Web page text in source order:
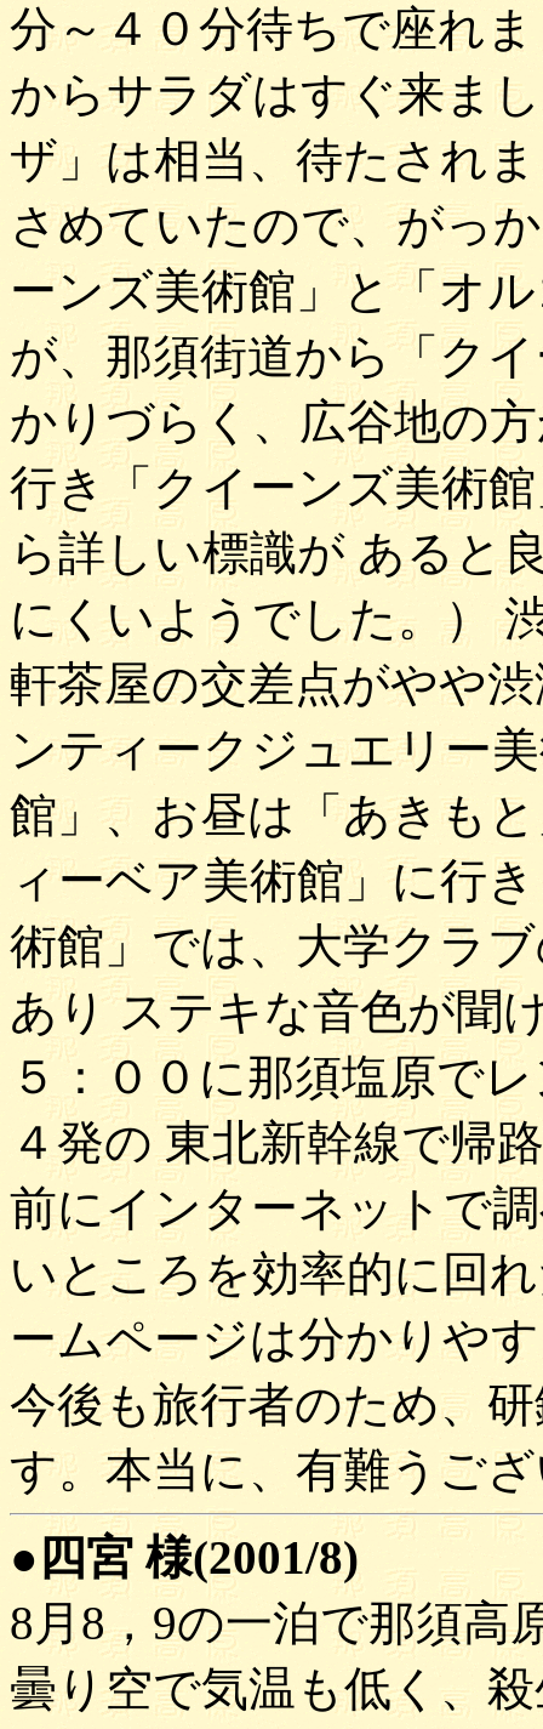
分～４０分待ちで座れ
からサラダはすぐ来ま
ザ」は相当、待たされ
さめていたので、がっ
ーンズ美術館」と「オ
が、那須街道から「ク
かりづらく、広谷地の
行き「クイーンズ美術
ら詳しい標識が あると
にくいようでした。）
軒茶屋の交差点がやや
ンティークジュエリー
館」、お昼は「あきも
ィーベア美術館」に行
術館」では、大学クラ
あり ステキな音色が聞
５：００に那須塩原で
４発の 東北新幹線で帰
前にインターネットで
いところを効率的に回
ームページは分かりや
今後も旅行者のため、
す。本当に、有難うご
●四宮 様(2001/8)
8月8，9の一泊で那須
曇り空で気温も低く、